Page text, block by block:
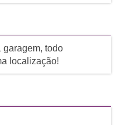
garagem, todo
localização!